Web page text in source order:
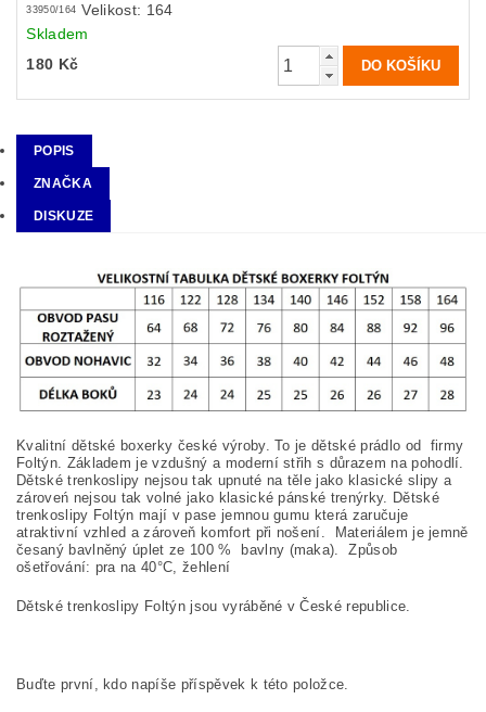
33950/164 Velikost: 164
Skladem
180 Kč
POPIS
ZNAČKA
DISKUZE
Kvalitní dětské boxerky české výroby. To je dětské prádlo od firmy
Foltýn. Základem je vzdušný a moderní střih s důrazem na pohodlí.
Dětské trenkoslipy nejsou tak upnuté na těle jako klasické slipy a
zároveń nejsou tak volné jako klasické pánské trenýrky. Dětské
trenkoslipy Foltýn mají v pase jemnou gumu která zaručuje
atraktivní vzhled a zároveň komfort při nošení. Materiálem je jemně
česaný bavlněný úplet ze 100 %
bavlny (maka). Způsob
ošetřování: pra na40°C, žehlení
Dětské trenkoslipy Foltýn jsou vyráběné v České republice.
Buďte první, kdo napíše příspěvek k této položce.